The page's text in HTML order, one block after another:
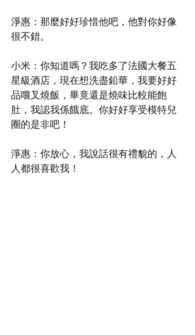
淨惠：那麼好好珍惜他吧，他對你好像
很不錯。
小米：你知道嗎？我吃多了法國大餐五
星級酒店，現在想洗盡鉛華，我要好好
品嚐叉燒飯，畢竟還是燒味比較能飽
肚，我認我係餓底。你好好享受模特兒
圈的是非吧！
淨惠：你放心，我說話很有禮貌的，人
人都很喜歡我！